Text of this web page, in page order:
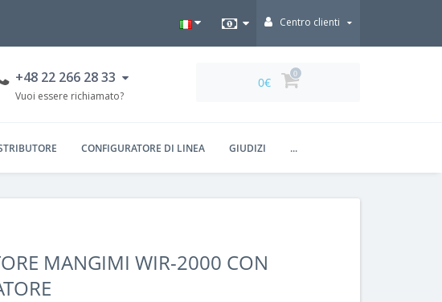
Centro clienti
+48 22 266 28 33
Vuoi essere richiamato?
0€
0
CONFIGURATORE DI LINEA GIUDIZI ...
MANGIMI WIR-2000 CON